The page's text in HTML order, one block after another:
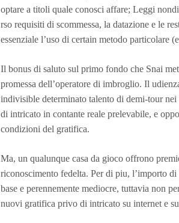
optare a titoli quale conosci affare; Leggi
rso requisiti di scommessa, la datazione e le
essenziale l’uso di certain metodo particolare
Il bonus di saluto sul primo fondo che Snai
promessa dell’operatore di imbroglio. Il
indivisible determinato talento di demi-tour
di intricato in contante reale prelevabile, e
condizioni del gratifica.
Ma, un qualunque casa da gioco offrono
riconoscimento fedelta. Per di piu, l’importo
base e perennemente mediocre, tuttavia non
nuovi gratifica privo di intricato su internet e